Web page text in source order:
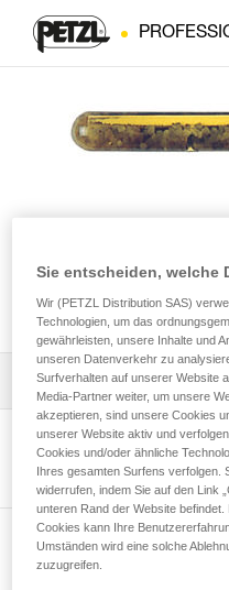
AMPOULE
Die Gebrauchsanleitung
Produktseite ansehen
Newsletter
Sie entscheiden, welche
Wir (PETZL Distribution SAS)
Technologien, um das
gewährleisten, unsere Inhalte und
unseren Datenverkehr zu
Surfverhalten auf unserer Website
Media-Partner weiter, um unsere
akzeptieren, sind unsere Cookies
unserer Website aktiv und
Cookies und/oder ähnliche
Ihres gesamten Surfens verfolgen.
widerrufen, indem Sie auf den Link
unteren Rand der Website
Cookies kann Ihre
Umständen wird eine solche
zuzugreifen.